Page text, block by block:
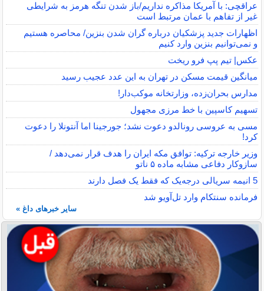
عراقچی: با آمریکا مذاکره نداریم/باز شدن تنگه هرمز به شرایطی
غیر از تفاهم با عمان مرتبط است
اظهارات جدید پزشکیان درباره گران شدن بنزین/ محاصره هستیم
و نمی‌توانیم بنزین وارد کنیم
عکس| تیم پپ فرو ریخت
میانگین قیمت مسکن در تهران به این عدد عجیب رسید
مدارس بحران‌زده، وزارتخانه موکب‌دار!
تسهیم کاسپین با خط مرزی مجهول
مسی به عروسی رونالدو دعوت نشد؛ جورجینا اما آنتونلا را دعوت
کرد!
وزیر خارجه ترکیه: توافق مکه ایران را هدف قرار نمی‌دهد /
سازوکار دفاعی مشابه ماده ۵ ناتو
5 انیمه سریالی درجه‌یک که فقط یک فصل دارند
فرمانده سنتکام وارد تل‌آویو شد
سایر خبرهای داغ »